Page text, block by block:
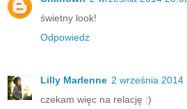
świetny look!
Odpowiedz
Lilly Marlenne 2 września 2014
czekam więc na relację :)